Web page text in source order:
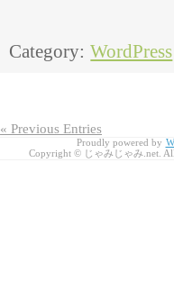
Category: WordPress
« Previous Entries
Proudly powered by
Copyright © じゃみじゃみ.net.